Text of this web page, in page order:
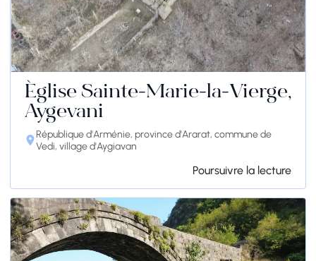
Église Sainte-Marie-la-Vierge,
Aygevani
République d'Arménie, province d'Ararat, commune de
Vedi, village d'Aygiavan
Poursuivre la lecture